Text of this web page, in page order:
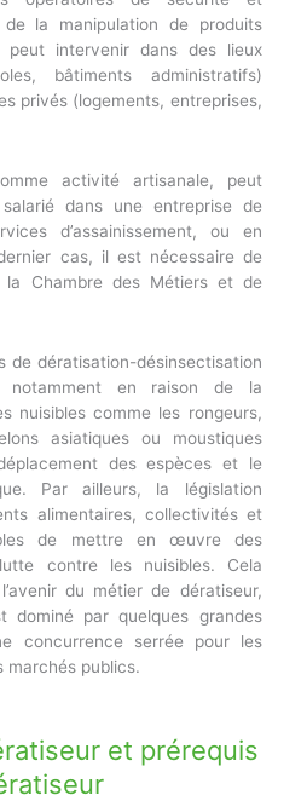
de la manipulation de produits
peut intervenir dans des lieux
bâtiments administratifs)
privés (logements, entreprises,
activité artisanale, peut
dans une entreprise de
d’assainissement, ou en
cas, il est nécessaire de
la Chambre des Métiers et de
de dératisation-désinsectisation
en raison de la
nuisibles comme les rongeurs,
asiatiques ou moustiques
des espèces et le
Par ailleurs, la législation
alimentaires, collectivités et
de mettre en œuvre des
contre les nuisibles. Cela
du métier de dératiseur,
dominé par quelques grandes
concurrence serrée pour les
marchés publics.
et prérequis